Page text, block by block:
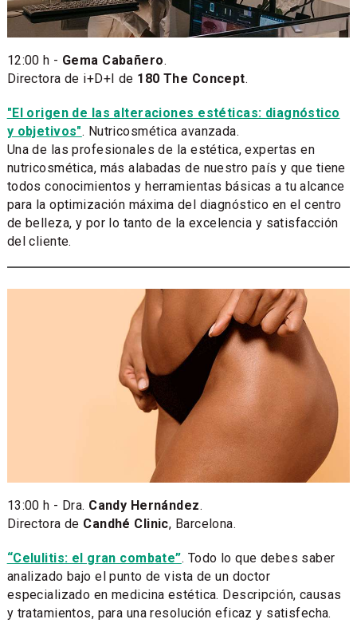
12:00 h - Gema Cabañero​.
Directora de i+D+I de 180 The Concept.
"El origen de las alteraciones estéticas: diagnóstico
y objetivos". Nutricosmética avanzada.
Una de las profesionales de la estética, expertas en
nutricosmética, más alabadas de nuestro país y que tiene
todos conocimientos y herramientas básicas a tu alcance
para la optimización máxima del diagnóstico en el centro
de belleza, y por lo tanto de la excelencia y satisfacción
del cliente.
13:00 h - Dra. Candy Hernández.
Directora de Candhé Clinic, Barcelona.
“Celulitis: el gran combate”. Todo lo que debes saber
analizado bajo el punto de vista de un doctor
especializado en medicina estética. Descripción, causas
y tratamientos, para una resolución eficaz y satisfecha.